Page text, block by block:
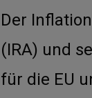
Der
(IRA) und
für die EU